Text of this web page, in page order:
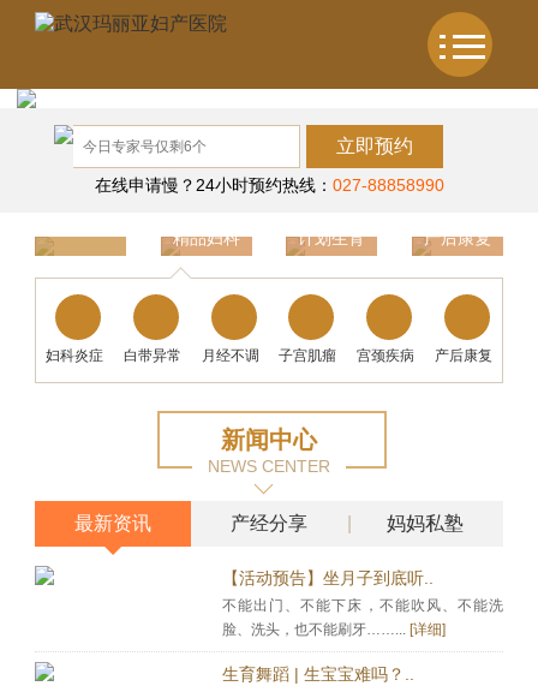
立即预约
在线申请慢？24小时预约热线： 027-88858990
温馨产科
精品妇科 计划生育 产后康复
妇科炎症 白带异常 月经不调 子宫肌瘤 宫颈疾病 产后康复
新闻中心
NEWS CENTER
最新资讯 产经分享 妈妈私塾
【活动预告】坐月子到底听..
不能出门、不能下床，不能吹风、不能洗
脸、洗头，也不能刷牙……... [详细]
生育舞蹈 | 生宝宝难吗？..